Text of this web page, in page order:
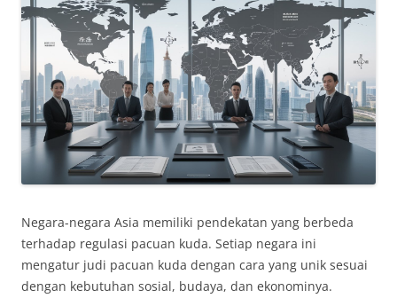
Negara-negara Asia memiliki pendekatan yang berbeda
terhadap regulasi pacuan kuda. Setiap negara ini
mengatur judi pacuan kuda dengan cara yang unik sesuai
dengan kebutuhan sosial, budaya, dan ekonominya.